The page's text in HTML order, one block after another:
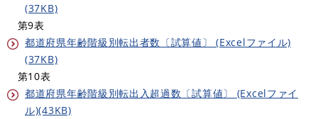
(37KB)
第9表
都道府県年齢階級別転出者数〔試算値〕 (Excelファイル)
(37KB)
第10表
都道府県年齢階級別転出入超過数〔試算値〕 (Excelファイ
ル)(43KB)